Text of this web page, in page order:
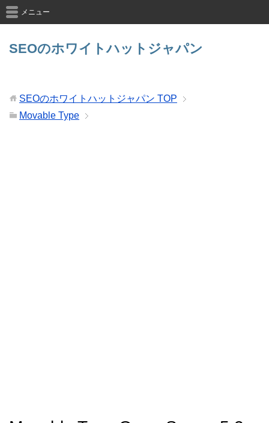
SEOのホワイトハットジャパン
メニュー
SEOのホワイトハットジャパン TOP
Movable Type